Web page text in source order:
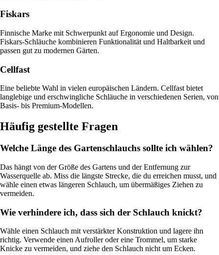
Fiskars
Finnische Marke mit Schwerpunkt auf Ergonomie und Design.
Fiskars-Schläuche kombinieren Funktionalität und Haltbarkeit und
passen gut zu modernen Gärten.
Cellfast
Eine beliebte Wahl in vielen europäischen Ländern. Cellfast bietet
langlebige und erschwingliche Schläuche in verschiedenen Serien, von
Basis- bis Premium-Modellen.
Häufig gestellte Fragen
Welche Länge des Gartenschlauchs sollte ich wählen?
Das hängt von der Größe des Gartens und der Entfernung zur
Wasserquelle ab. Miss die längste Strecke, die du erreichen musst, und
wähle einen etwas längeren Schlauch, um übermäßiges Ziehen zu
vermeiden.
Wie verhindere ich, dass sich der Schlauch knickt?
Wähle einen Schlauch mit verstärkter Konstruktion und lagere ihn
richtig. Verwende einen Aufroller oder eine Trommel, um starke
Knicke zu vermeiden, und ziehe den Schlauch nicht um Ecken.